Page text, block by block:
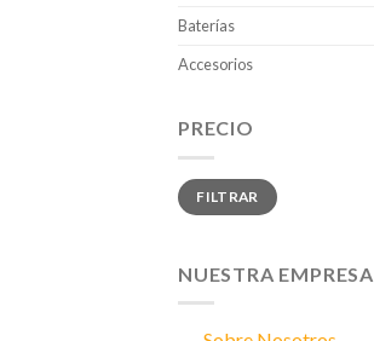
Baterías
Accesorios
PRECIO
Precio
mínimo
Precio
máximo
FILTRAR
NUESTRA EMPRESA